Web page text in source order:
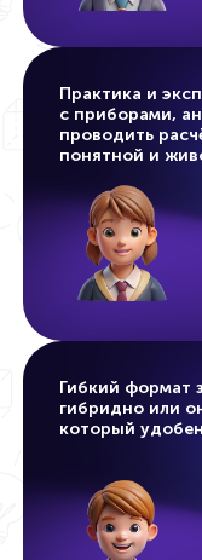
Практика и
с приборами,
проводить
понятной и
Гибкий формат
гибридно или
который